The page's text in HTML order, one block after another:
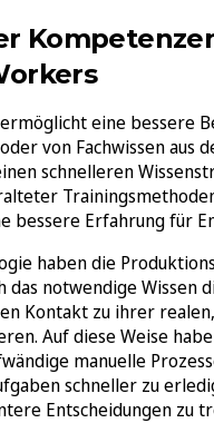
eine bessere
von Fachwissen aus
schnelleren
bessere Erfahrung für
haben die
das notwendige Wissen
Kontakt zu ihrer
Auf diese Weise
manuelle
schneller zu
Entscheidungen zu